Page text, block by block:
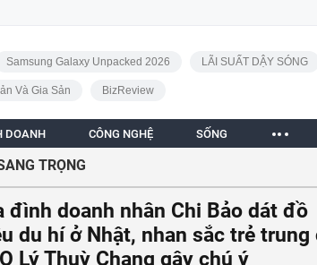
Samsung Galaxy Unpacked 2026 LÃI SUẤT DẬY SÓNG
Và Gia Sản BizReview
DOANH CÔNG NGHỆ SỐNG
TRỌNG
đình doanh nhân Chi Bảo dát đồ
du hí ở Nhật, nhan sắc trẻ trung
Lý Thuỳ Chang gây chú ý